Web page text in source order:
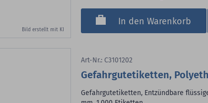
Bild erstellt mit KI
In den Warenkorb
Art-Nr.: C3101202
Gefahrgutetiketten,
Gefahrgutetiketten, Entzündbare